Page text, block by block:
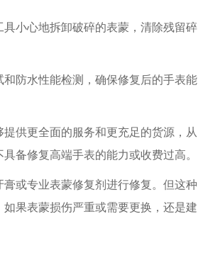
小心地拆卸破碎的表蒙，清除残留碎
防水性能检测，确保修复后的手表能
供更全面的服务和更充足的货源，从
备修复高端手表的能力或收费过高。
或专业表蒙修复剂进行修复。但这种
果表蒙损伤严重或需要更换，还是建